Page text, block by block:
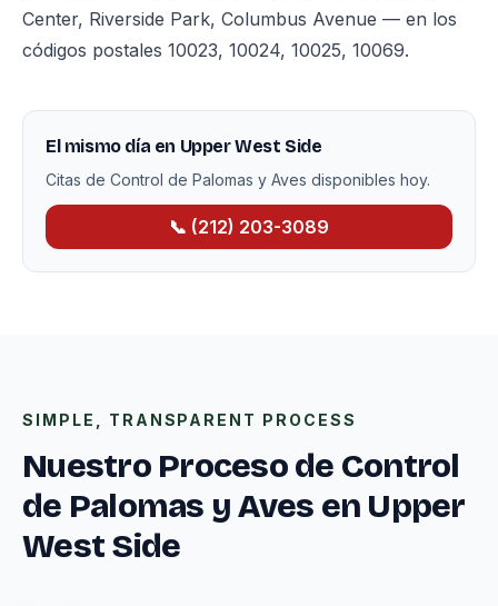
Center, Riverside Park, Columbus Avenue — en los
códigos postales 10023, 10024, 10025, 10069.
El mismo día en Upper West Side
Citas de Control de Palomas y Aves disponibles hoy.
📞 (212) 203-3089
SIMPLE, TRANSPARENT PROCESS
Nuestro Proceso de Control
de Palomas y Aves en Upper
West Side